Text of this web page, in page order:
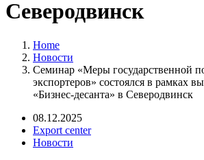
Северодвинск
Home
Новости
Семинар «Меры государственной
экспортеров» состоялся в рамках
«Бизнес-десанта» в Северодвинск
08.12.2025
Export center
Новости